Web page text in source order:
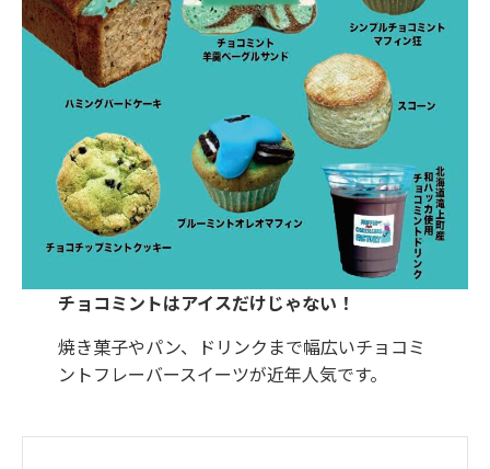
チョコミントはアイスだけじゃない！
焼き菓子やパン、ドリンクまで幅広いチョコミ
ントフレーバースイーツが近年人気です。